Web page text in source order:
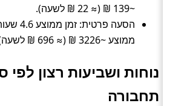
~139 ₪ (≈ 22 ₪ לשעה).
הסעה
ממוצע ~3226 ₪ (≈ 696 ₪ לשעה).
נוחות ושביעות רצון לפי
תחבורה